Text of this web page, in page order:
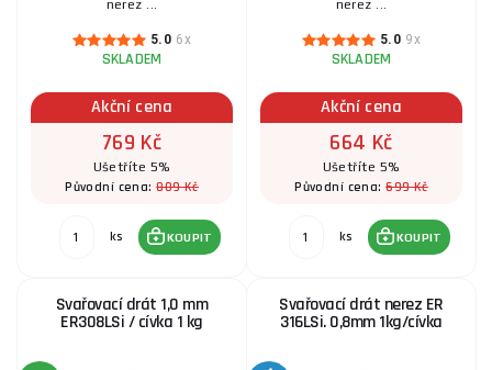
nerez ...
5.0 6x
SKLADEM
Akční cena
769 Kč
Ušetříte 5%
Původní cena:809 Kč
ks KOUPIT
nerez ...
5.0 9x
SKLADEM
Akční cena
664 Kč
Ušetříte 5%
Původní cena:699 Kč
ks KOUPIT
Svařovací drát 1,0 mm
ER308LSi / cívka 1 kg
Svařovací drát nerez ER
316LSi. 0,8mm 1kg/cívka